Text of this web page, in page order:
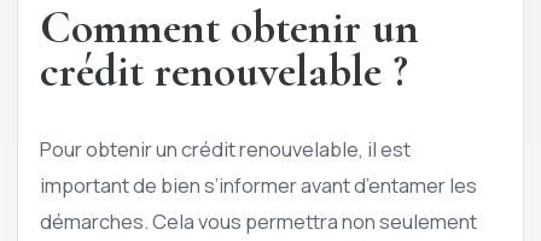
Comment obtenir un
crédit renouvelable ?
Pour obtenir un crédit renouvelable, il est
important de bien s’informer avant d’entamer les
démarches. Cela vous permettra non seulement